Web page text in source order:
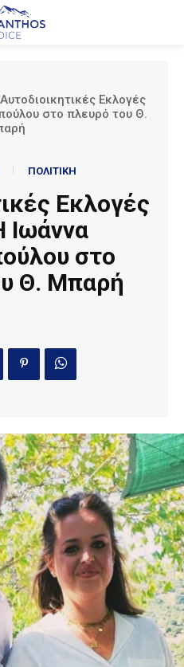
Αυτοδιοικητικές Εκλογές
στο πλευρό του Θ.
ΠΟΛΙΤΙΚΗ
Εκλογές
Ιωάννα
στο
Θ. Μπαρή